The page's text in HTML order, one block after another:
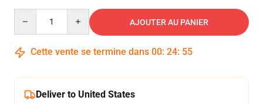
AJOUTER AU PANIER
Cette vente se termine dans 00: 24: 54
Deliver to United States